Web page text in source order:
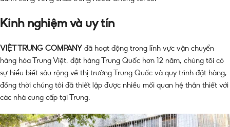
Kinh nghiệm và uy tín
VIỆT TRUNG COMPANY đã hoạt động trong lĩnh vực vận chuyển
hàng hóa Trung Việt, đặt hàng Trung Quốc hơn 12 năm, chúng tôi có
sự hiểu biết sâu rộng về thị trường Trung Quốc và quy trình đặt hàng,
đồng thời chúng tôi đã thiết lập được nhiều mối quan hệ thân thiết với
các nhà cung cấp tại Trung.